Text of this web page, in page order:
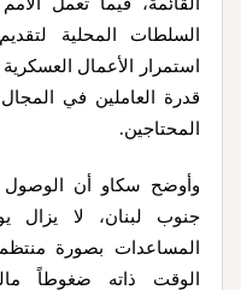
القائمة، فيما تعمل
السلطات المحلية
استمرار الأعمال
قدرة العاملين في
المحتاجين.
وأوضح سكاو أن
جنوب لبنان، لا يزال
المساعدات بصورة
الوقت ذاته ضغوطاً